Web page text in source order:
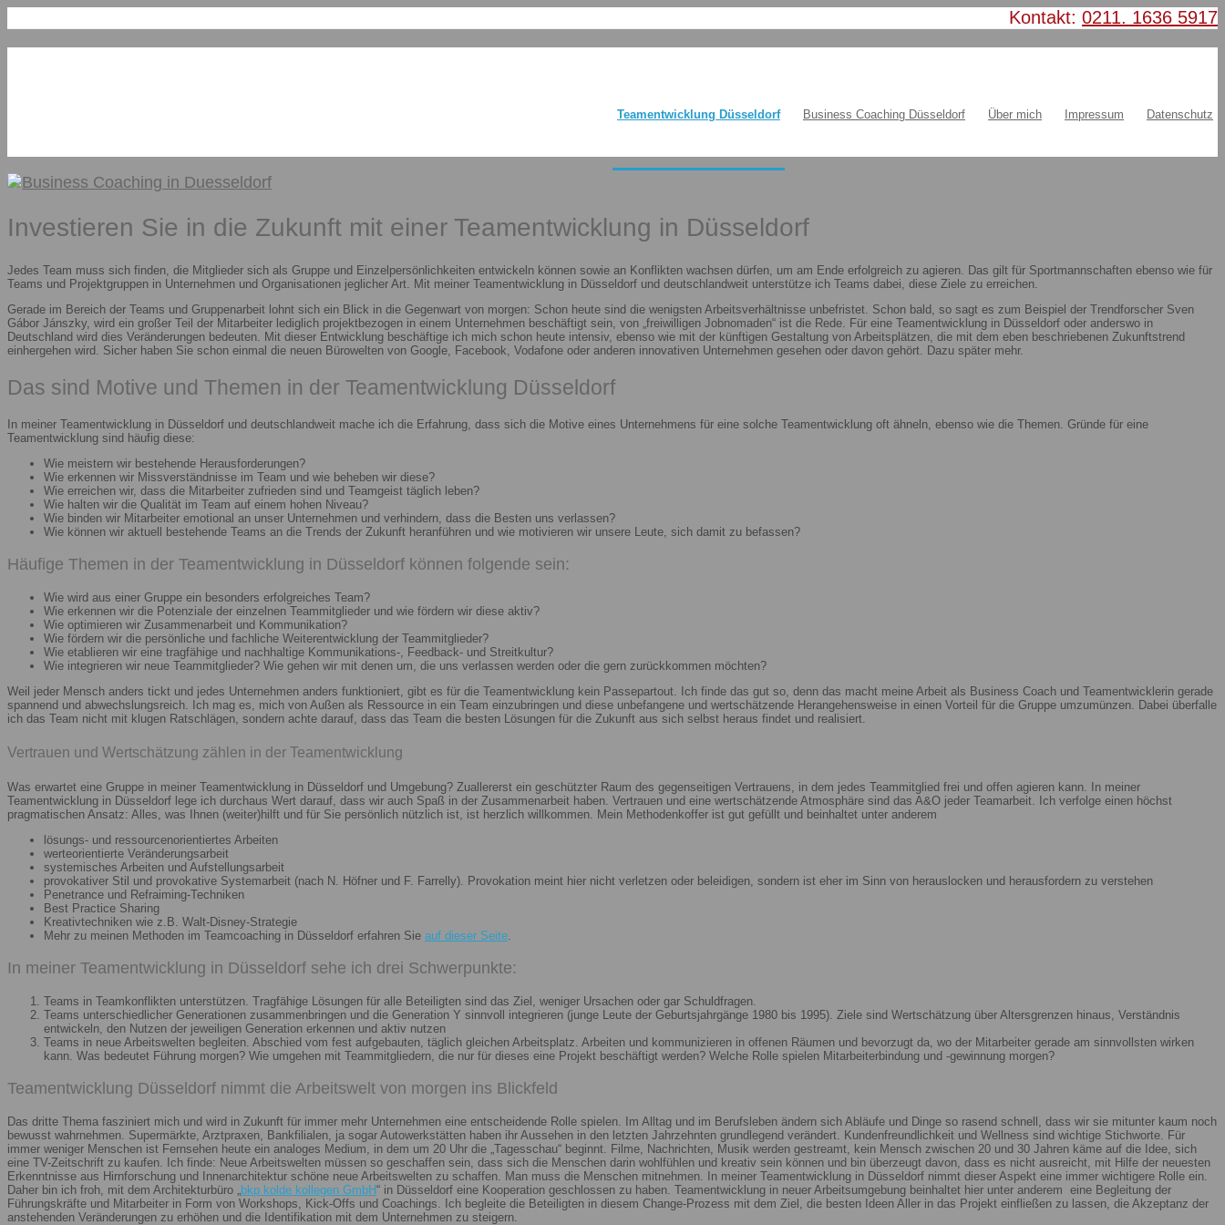
Kontakt: 0211. 1636 5917
Teamentwicklung Düsseldorf Business Coaching Düsseldorf Über mich Impressum Datenschutz
Investieren Sie in die Zukunft mit einer Teamentwicklung in Düsseldorf
Jedes Team muss sich finden, die Mitglieder sich als Gruppe und Einzelpersönlichkeiten entwickeln können sowie an Konflikten wachsen dürfen, um am Ende erfolgreich zu agieren. Das gilt für Sportmannschaften ebenso wie für
Teams und Projektgruppen in Unternehmen und Organisationen jeglicher Art. Mit meiner Teamentwicklung in Düsseldorf und deutschlandweit unterstütze ich Teams dabei, diese Ziele zu erreichen.
Gerade im Bereich der Teams und Gruppenarbeit lohnt sich ein Blick in die Gegenwart von morgen: Schon heute sind die wenigsten Arbeitsverhältnisse unbefristet. Schon bald, so sagt es zum Beispiel der Trendforscher Sven
Gábor Jánszky, wird ein großer Teil der Mitarbeiter lediglich projektbezogen in einem Unternehmen beschäftigt sein, von „freiwilligen Jobnomaden“ ist die Rede. Für eine Teamentwicklung in Düsseldorf oder anderswo in
Deutschland wird dies Veränderungen bedeuten. Mit dieser Entwicklung beschäftige ich mich schon heute intensiv, ebenso wie mit der künftigen Gestaltung von Arbeitsplätzen, die mit dem eben beschriebenen Zukunftstrend
einhergehen wird. Sicher haben Sie schon einmal die neuen Bürowelten von Google, Facebook, Vodafone oder anderen innovativen Unternehmen gesehen oder davon gehört. Dazu später mehr.
Das sind Motive und Themen in der Teamentwicklung Düsseldorf
In meiner Teamentwicklung in Düsseldorf und deutschlandweit mache ich die Erfahrung, dass sich die Motive eines Unternehmens für eine solche Teamentwicklung oft ähneln, ebenso wie die Themen. Gründe für eine
Teamentwicklung sind häufig diese:
Wie meistern wir bestehende Herausforderungen?
Wie erkennen wir Missverständnisse im Team und wie beheben wir diese?
Wie erreichen wir, dass die Mitarbeiter zufrieden sind und Teamgeist täglich leben?
Wie halten wir die Qualität im Team auf einem hohen Niveau?
Wie binden wir Mitarbeiter emotional an unser Unternehmen und verhindern, dass die Besten uns verlassen?
Wie können wir aktuell bestehende Teams an die Trends der Zukunft heranführen und wie motivieren wir unsere Leute, sich damit zu befassen?
Häufige Themen in der Teamentwicklung in Düsseldorf können folgende sein:
Wie wird aus einer Gruppe ein besonders erfolgreiches Team?
Wie erkennen wir die Potenziale der einzelnen Teammitglieder und wie fördern wir diese aktiv?
Wie optimieren wir Zusammenarbeit und Kommunikation?
Wie fördern wir die persönliche und fachliche Weiterentwicklung der Teammitglieder?
Wie etablieren wir eine tragfähige und nachhaltige Kommunikations-, Feedback- und Streitkultur?
Wie integrieren wir neue Teammitglieder? Wie gehen wir mit denen um, die uns verlassen werden oder die gern zurückkommen möchten?
Weil jeder Mensch anders tickt und jedes Unternehmen anders funktioniert, gibt es für die Teamentwicklung kein Passepartout. Ich finde das gut so, denn das macht meine Arbeit als Business Coach und Teamentwicklerin gerade
spannend und abwechslungsreich. Ich mag es, mich von Außen als Ressource in ein Team einzubringen und diese unbefangene und wertschätzende Herangehensweise in einen Vorteil für die Gruppe umzumünzen. Dabei überfalle
ich das Team nicht mit klugen Ratschlägen, sondern achte darauf, dass das Team die besten Lösungen für die Zukunft aus sich selbst heraus findet und realisiert.
Vertrauen und Wertschätzung zählen in der Teamentwicklung
Was erwartet eine Gruppe in meiner Teamentwicklung in Düsseldorf und Umgebung? Zuallererst ein geschützter Raum des gegenseitigen Vertrauens, in dem jedes Teammitglied frei und offen agieren kann. In meiner
Teamentwicklung in Düsseldorf lege ich durchaus Wert darauf, dass wir auch Spaß in der Zusammenarbeit haben. Vertrauen und eine wertschätzende Atmosphäre sind das A&O jeder Teamarbeit. Ich verfolge einen höchst
pragmatischen Ansatz: Alles, was Ihnen (weiter)hilft und für Sie persönlich nützlich ist, ist herzlich willkommen. Mein Methodenkoffer ist gut gefüllt und beinhaltet unter anderem
lösungs- und ressourcenorientiertes Arbeiten
werteorientierte Veränderungsarbeit
systemisches Arbeiten und Aufstellungsarbeit
provokativer Stil und provokative Systemarbeit (nach N. Höfner und F. Farrelly). Provokation meint hier nicht verletzen oder beleidigen, sondern ist eher im Sinn von herauslocken und herausfordern zu verstehen
Penetrance und Refraiming-Techniken
Best Practice Sharing
Kreativtechniken wie z.B. Walt-Disney-Strategie
Mehr zu meinen Methoden im Teamcoaching in Düsseldorf erfahren Sie auf dieser Seite.
In meiner Teamentwicklung in Düsseldorf sehe ich drei Schwerpunkte:
Teams in Teamkonflikten unterstützen. Tragfähige Lösungen für alle Beteiligten sind das Ziel, weniger Ursachen oder gar Schuldfragen.
Teams unterschiedlicher Generationen zusammenbringen und die Generation Y sinnvoll integrieren (junge Leute der Geburtsjahrgänge 1980 bis 1995). Ziele sind Wertschätzung über Altersgrenzen hinaus, Verständnis
entwickeln, den Nutzen der jeweiligen Generation erkennen und aktiv nutzen
Teams in neue Arbeitswelten begleiten. Abschied vom fest aufgebauten, täglich gleichen Arbeitsplatz. Arbeiten und kommunizieren in offenen Räumen und bevorzugt da, wo der Mitarbeiter gerade am sinnvollsten wirken
kann. Was bedeutet Führung morgen? Wie umgehen mit Teammitgliedern, die nur für dieses eine Projekt beschäftigt werden? Welche Rolle spielen Mitarbeiterbindung und -gewinnung morgen?
Teamentwicklung Düsseldorf nimmt die Arbeitswelt von morgen ins Blickfeld
Das dritte Thema fasziniert mich und wird in Zukunft für immer mehr Unternehmen eine entscheidende Rolle spielen. Im Alltag und im Berufsleben ändern sich Abläufe und Dinge so rasend schnell, dass wir sie mitunter kaum noch
bewusst wahrnehmen. Supermärkte, Arztpraxen, Bankfilialen, ja sogar Autowerkstätten haben ihr Aussehen in den letzten Jahrzehnten grundlegend verändert. Kundenfreundlichkeit und Wellness sind wichtige Stichworte. Für
immer weniger Menschen ist Fernsehen heute ein analoges Medium, in dem um 20 Uhr die „Tagesschau“ beginnt. Filme, Nachrichten, Musik werden gestreamt, kein Mensch zwischen 20 und 30 Jahren käme auf die Idee, sich
eine TV-Zeitschrift zu kaufen. Ich finde: Neue Arbeitswelten müssen so geschaffen sein, dass sich die Menschen darin wohlfühlen und kreativ sein können und bin überzeugt davon, dass es nicht ausreicht, mit Hilfe der neuesten
Erkenntnisse aus Hirnforschung und Innenarchitektur schöne neue Arbeitswelten zu schaffen. Man muss die Menschen mitnehmen. In meiner Teamentwicklung in Düsseldorf nimmt dieser Aspekt eine immer wichtigere Rolle ein.
Daher bin ich froh, mit dem Architekturbüro „bkp kolde kollegen GmbH“ in Düsseldorf eine Kooperation geschlossen zu haben. Teamentwicklung in neuer Arbeitsumgebung beinhaltet hier unter anderem eine Begleitung der
Führungskräfte und Mitarbeiter in Form von Workshops, Kick-Offs und Coachings. Ich begleite die Beteiligten in diesem Change-Prozess mit dem Ziel, die besten Ideen Aller in das Projekt einfließen zu lassen, die Akzeptanz der
anstehenden Veränderungen zu erhöhen und die Identifikation mit dem Unternehmen zu steigern.